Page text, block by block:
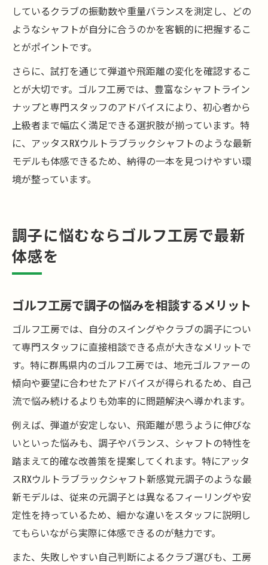
しているクラブの振動数や重量バランスを測定し、どの
ようなシャフトが自分に合うのかを客観的に把握するこ
とがポイントです。
さらに、試打を通じて弾道や飛距離の変化を確認するこ
とが大切です。ゴルフ工房では、豊富なシャフトライン
ナップと専門スタッフのアドバイスにより、初心者から
上級者まで幅広く満足できる選択肢が揃っています。特
に、アッタスRXウルトラブラックシャフトのような最新
モデルも体感できるため、納得の一本を見つけやすい環
境が整っています。
調子に悩むならゴルフ工房で最新
体感を
ゴルフ工房で調子の悩みを相談するメリット
ゴルフ工房では、自分のスイングやクラブの調子につい
て専門スタッフに直接相談できる点が大きなメリットで
す。特に群馬県内のゴルフ工房では、地元ゴルファーの
傾向や要望に合わせたアドバイスが得られるため、自己
流で悩み続けるよりも効率的に問題解決へ導かれます。
例えば、弾道が安定しない、飛距離が思うように伸びな
いといった悩みも、調子やバランス、シャフトの特性を
踏まえて的確な改善策を提案してくれます。特にアッタ
スRXウルトラブラックシャフト新感覚元調子のような最
新モデルは、従来の元調子とは異なるフィーリングや安
定性を持っているため、細かな違いをスタッフに説明し
てもらいながら実際に体感できるのが魅力です。
また、失敗しやすい自己判断によるクラブ選びも、工房